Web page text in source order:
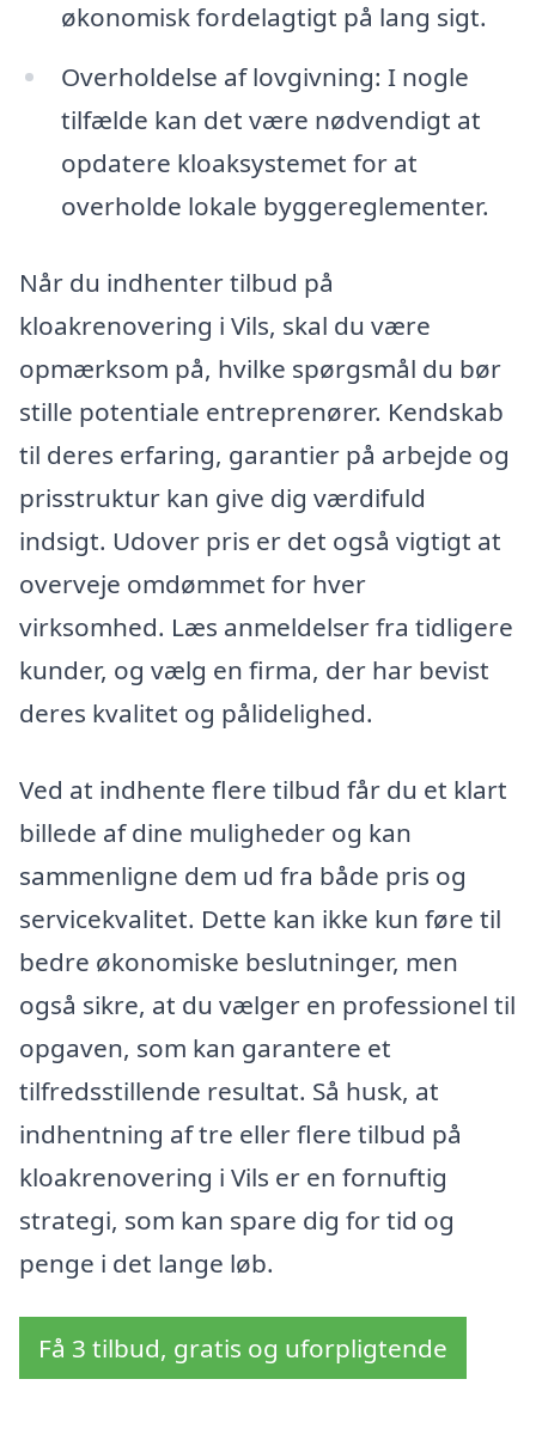
økonomisk fordelagtigt på lang sigt.
Overholdelse af lovgivning: I nogle
tilfælde kan det være nødvendigt at
opdatere kloaksystemet for at
overholde lokale byggereglementer.
Når du indhenter tilbud på
kloakrenovering i Vils, skal du være
opmærksom på, hvilke spørgsmål du bør
stille potentiale entreprenører. Kendskab
til deres erfaring, garantier på arbejde og
prisstruktur kan give dig værdifuld
indsigt. Udover pris er det også vigtigt at
overveje omdømmet for hver
virksomhed. Læs anmeldelser fra tidligere
kunder, og vælg en firma, der har bevist
deres kvalitet og pålidelighed.
Ved at indhente flere tilbud får du et klart
billede af dine muligheder og kan
sammenligne dem ud fra både pris og
servicekvalitet. Dette kan ikke kun føre til
bedre økonomiske beslutninger, men
også sikre, at du vælger en professionel til
opgaven, som kan garantere et
tilfredsstillende resultat. Så husk, at
indhentning af tre eller flere tilbud på
kloakrenovering i Vils er en fornuftig
strategi, som kan spare dig for tid og
penge i det lange løb.
Få 3 tilbud, gratis og uforpligtende